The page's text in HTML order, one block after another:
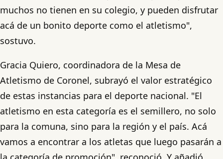
muchos no tienen en su colegio, y pueden disfrutar
acá de un bonito deporte como el atletismo",
sostuvo.
Gracia Quiero, coordinadora de la Mesa de
Atletismo de Coronel, subrayó el valor estratégico
de estas instancias para el deporte nacional. "El
atletismo en esta categoría es el semillero, no solo
para la comuna, sino para la región y el país. Acá
vamos a encontrar a los atletas que luego pasarán a